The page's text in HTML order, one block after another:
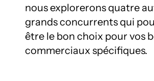
nous explorerons quatre
grands concurrents qui
être le bon choix pour vos
commerciaux spécifiques.